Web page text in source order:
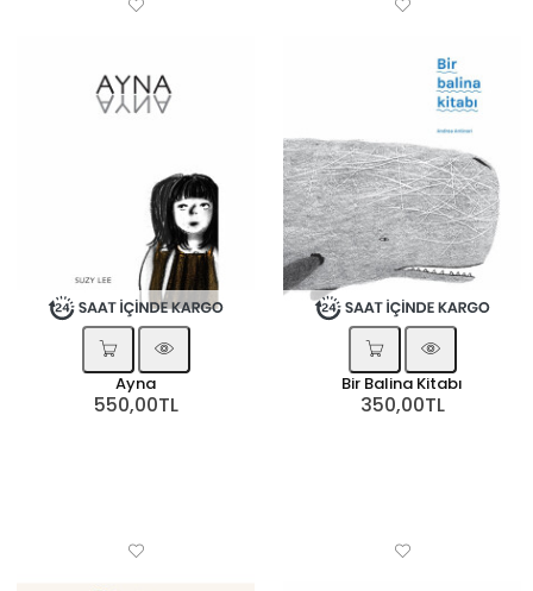
Ayna
550,00TL
Bir Balina Kitabı
350,00TL